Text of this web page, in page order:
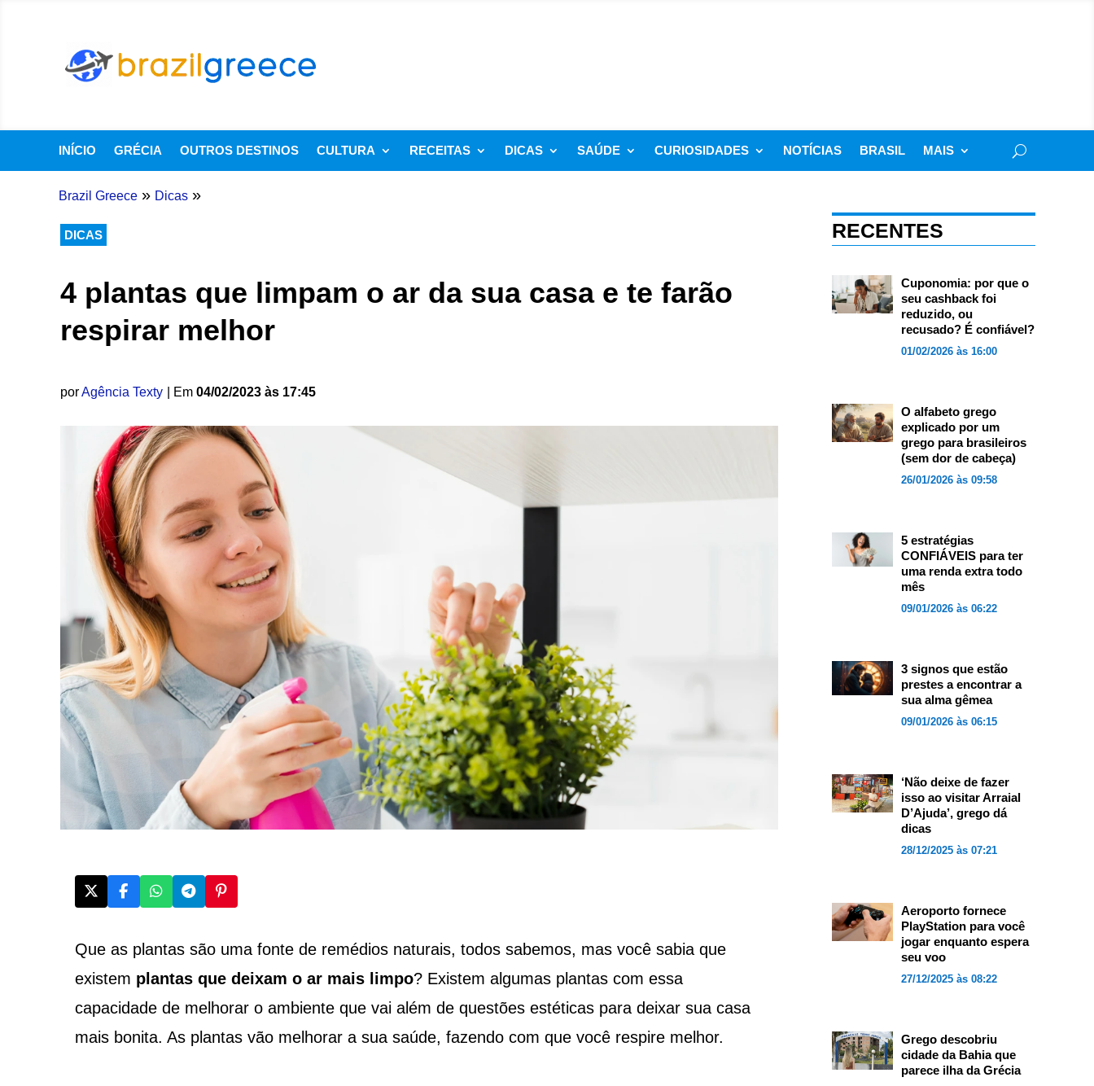
INÍCIO GRÉCIA OUTROS DESTINOS CULTURA RECEITAS DICAS SAÚDE CURIOSIDADES NOTÍCIAS BRASIL MAIS
Brazil Greece » Dicas »
DICAS
4 plantas que limpam o ar da sua casa e te farão
respirar melhor
porAgência Texty | Em 04/02/2023 às 17:45
Que as plantas são uma fonte de remédios naturais, todos sabemos, mas você sabia que
existem plantas que deixam o ar mais limpo? Existem algumas plantas com essa
capacidade de melhorar o ambiente que vai além de questões estéticas para deixar sua casa
mais bonita. As plantas vão melhorar a sua saúde, fazendo com que você respire melhor.
RECENTES
Cuponomia: por que o
seu cashback foi
reduzido, ou
recusado? É confiável?
01/02/2026 às 16:00
O alfabeto grego
explicado por um
grego para brasileiros
(sem dor de cabeça)
26/01/2026 às 09:58
5 estratégias
CONFIÁVEIS para ter
uma renda extra todo
mês
09/01/2026 às 06:22
3 signos que estão
prestes a encontrar a
sua alma gêmea
09/01/2026 às 06:15
‘Não deixe de fazer
isso ao visitar Arraial
D’Ajuda’, grego dá
dicas
28/12/2025 às 07:21
Aeroporto fornece
PlayStation para você
jogar enquanto espera
seu voo
27/12/2025 às 08:22
Grego descobriu
cidade da Bahia que
parece ilha da Grécia